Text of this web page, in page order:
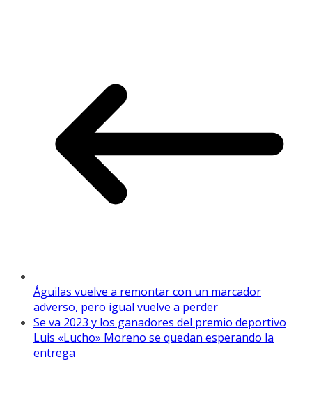
Águilas vuelve a remontar con un marcador
adverso, pero igual vuelve a perder
Se va 2023 y los ganadores del premio deportivo
Luis «Lucho» Moreno se quedan esperando la
entrega